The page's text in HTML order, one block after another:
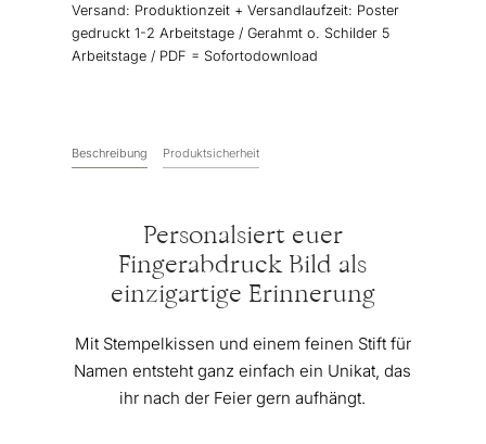
Menge
Versand: Produktionzeit + Versandlaufzeit: Poster
gedruckt 1-2 Arbeitstage / Gerahmt o. Schilder 5
Arbeitstage / PDF = Sofortodownload
Beschreibung Produktsicherheit
Personalsiert euer
Fingerabdruck Bild als
einzigartige Erinnerung
Mit Stempelkissen und einem feinen Stift für
Namen entsteht ganz einfach ein Unikat, das
ihr nach der Feier gern aufhängt.